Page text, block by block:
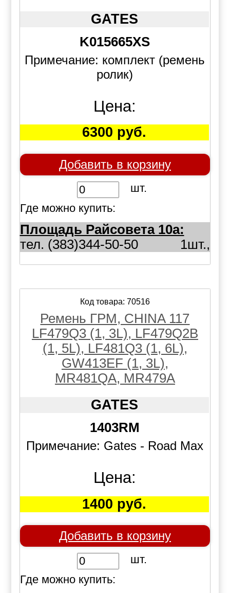
GATES
K015665XS
Примечание: комплект (ремень
ролик)
Цена:
6300 руб.
Добавить в корзину
шт.
Где можно купить:
Площадь Райсовета 10а:
1шт.,
тел. (383)344-50-50
Код товара: 70516
Ремень ГРМ, CHINA 117
LF479Q3 (1, 3L), LF479Q2B
(1, 5L), LF481Q3 (1, 6L),
GW413EF (1, 3L),
MR481QA, MR479A
GATES
1403RM
Примечание: Gates - Road Max
Цена:
1400 руб.
Добавить в корзину
шт.
Где можно купить: